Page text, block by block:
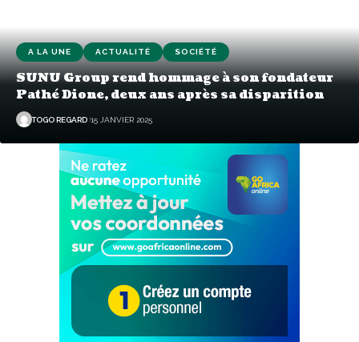
A LA UNE ACTUALITÉ SOCIÉTÉ
SUNU Group rend hommage à son fondateur
Pathé Dione, deux ans après sa disparition
TOGO REGARD 15 JANVIER 2025